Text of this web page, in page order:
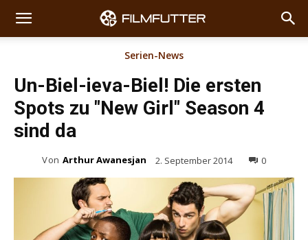
Serien-News
Un-Biel-ieva-Biel! Die ersten
Spots zu "New Girl" Season 4
sind da
Von Arthur Awanesjan 2. September 2014 0